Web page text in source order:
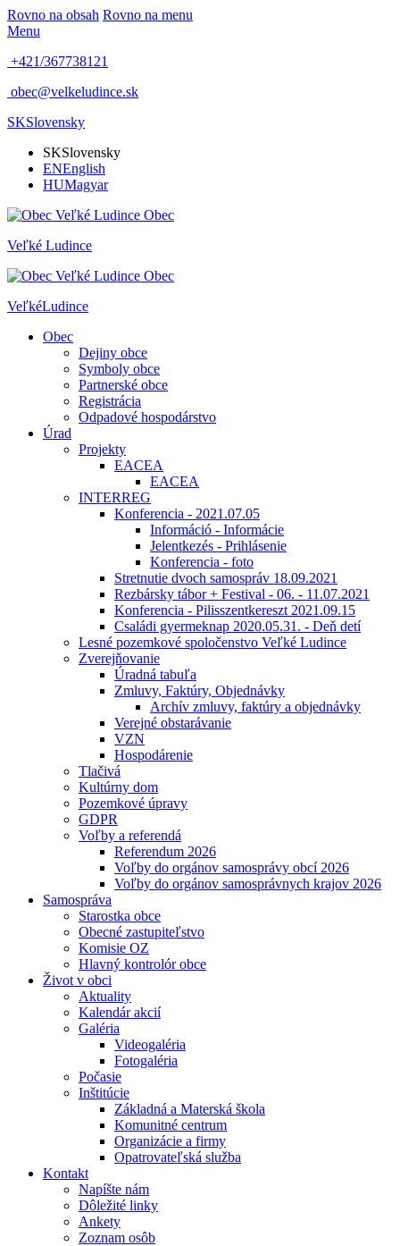
Rovno na obsah Rovno na menu
Menu
+421/367738121
obec@velkeludince.sk
SKSlovensky
SKSlovensky
ENEnglish
HUMagyar
Obec
Veľké Ludince
Obec
VeľkéLudince
Obec
Dejiny obce
Symboly obce
Partnerské obce
Registrácia
Odpadové hospodárstvo
Úrad
Projekty
EACEA
EACEA
INTERREG
Konferencia - 2021.07.05
Információ - Informácie
Jelentkezés - Prihlásenie
Konferencia - foto
Stretnutie dvoch samospráv 18.09.2021
Rezbársky tábor + Festival - 06. - 11.07.2021
Konferencia - Pilisszentkereszt 2021.09.15
Családi gyermeknap 2020.05.31. - Deň detí
Lesné pozemkové spoločenstvo Veľké Ludince
Zverejňovanie
Úradná tabuľa
Zmluvy, Faktúry, Objednávky
Archív zmluvy, faktúry a objednávky
Verejné obstarávanie
VZN
Hospodárenie
Tlačivá
Kultúrny dom
Pozemkové úpravy
GDPR
Voľby a referendá
Referendum 2026
Voľby do orgánov samosprávy obcí 2026
Voľby do orgánov samosprávnych krajov 2026
Samospráva
Starostka obce
Obecné zastupiteľstvo
Komisie OZ
Hlavný kontrolór obce
Život v obci
Aktuality
Kalendár akcií
Galéria
Videogaléria
Fotogaléria
Počasie
Inštitúcie
Základná a Materská škola
Komunitné centrum
Organizácie a firmy
Opatrovateľská služba
Kontakt
Napíšte nám
Dôležité linky
Ankety
Zoznam osôb